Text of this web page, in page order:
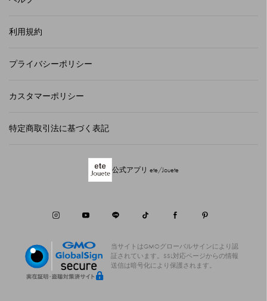
利用規約
プライバシーポリシー
カスタマーポリシー
特定商取引法に基づく表記
公式アプリ ete/Jouete
当サイトはGMOグローバルサインにより認
証されています。
SSL対応ページからの情報
送信は暗号化により保護されます。